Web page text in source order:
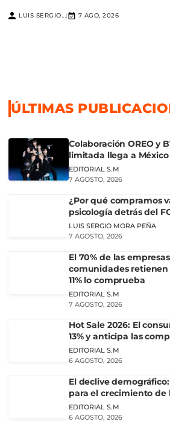
LUIS SERGIO...| 7 AGO, 2026
ÚLTIMAS
Colaboración OREO y
limitada llega a México
EDITORIAL S.M
7 AGOSTO, 2026
¿Por qué compramos
psicología detrás del
LUIS SERGIO MORA PEÑA
7 AGOSTO, 2026
El 70% de las
comunidades retienen
11% lo comprueba
EDITORIAL S.M
7 AGOSTO, 2026
Hot Sale 2026: El
13% y anticipa las
EDITORIAL S.M
6 AGOSTO, 2026
El declive
para el crecimiento de
EDITORIAL S.M
6 AGOSTO, 2026